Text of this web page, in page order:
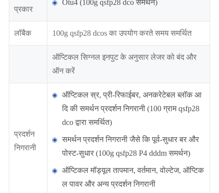
प्रकार
Otu4 (100g qsfp28 dco समर्थन)
लॉबैक 100g qsfp28 dcos का उपयोग करते समय समर्थित
ऑप्टिकल सिग्नल इनपुट के अनुसार लेजर को बंद और
ऑन करें
प्रदर्शन
निगरानी
ऑप्टिकल स्र, प्री-रिफाईबर, अनकरेटेबल ब्लॉक आ
दि की समर्थन प्रदर्शन निगरानी (100 ग्राम qsfp28
dco द्वारा समर्थित)
समर्थन प्रदर्शन निगरानी जैसे कि पूर्व-सुधार बर और
पोस्ट-सुधार (100g qsfp28 P4 dddm समर्थन)
ऑप्टिकल मॉड्यूल तापमान, वर्तमान, वोल्टेज, ऑप्टिक
ल पावर और अन्य प्रदर्शन निगरानी